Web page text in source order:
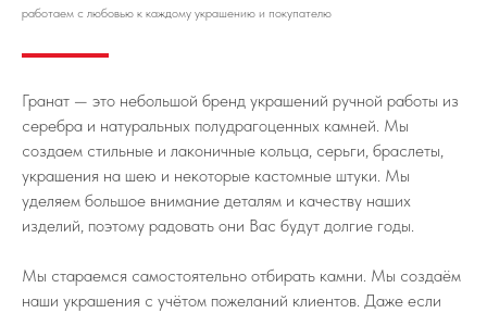
работаем с любовью к каждому украшению и покупателю
Гранат — это небольшой бренд украшений ручной работы из
серебра и натуральных полудрагоценных камней. Мы
создаем стильные и лаконичные кольца, серьги, браслеты,
украшения на шею и некоторые кастомные штуки. Мы
уделяем большое внимание деталям и качеству наших
изделий, поэтому радовать они Вас будут долгие годы.
Мы стараемся самостоятельно отбирать камни. Мы создаём
наши украшения с учётом пожеланий клиентов. Даже если